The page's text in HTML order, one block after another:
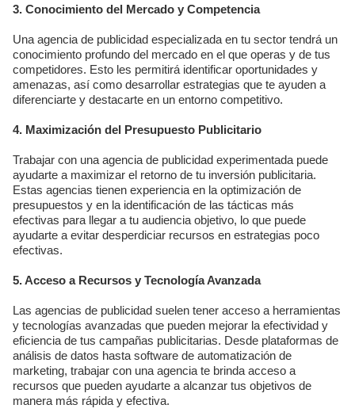
3. Conocimiento del Mercado y Competencia
Una agencia de publicidad especializada en tu sector tendrá un
conocimiento profundo del mercado en el que operas y de tus
competidores. Esto les permitirá identificar oportunidades y
amenazas, así como desarrollar estrategias que te ayuden a
diferenciarte y destacarte en un entorno competitivo.
4. Maximización del Presupuesto Publicitario
Trabajar con una agencia de publicidad experimentada puede
ayudarte a maximizar el retorno de tu inversión publicitaria.
Estas agencias tienen experiencia en la optimización de
presupuestos y en la identificación de las tácticas más
efectivas para llegar a tu audiencia objetivo, lo que puede
ayudarte a evitar desperdiciar recursos en estrategias poco
efectivas.
5. Acceso a Recursos y Tecnología Avanzada
Las agencias de publicidad suelen tener acceso a herramientas
y tecnologías avanzadas que pueden mejorar la efectividad y
eficiencia de tus campañas publicitarias. Desde plataformas de
análisis de datos hasta software de automatización de
marketing, trabajar con una agencia te brinda acceso a
recursos que pueden ayudarte a alcanzar tus objetivos de
manera más rápida y efectiva.